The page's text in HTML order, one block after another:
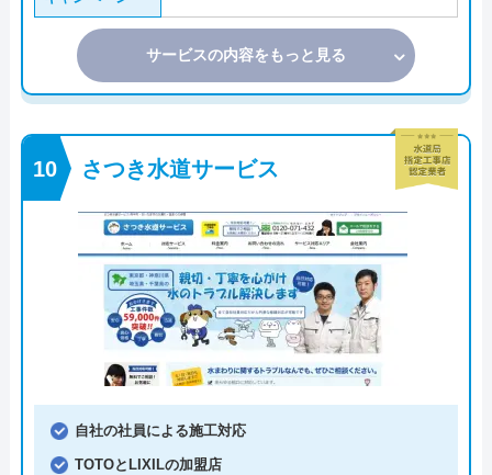
サービスの内容をもっと見る
さつき水道サービス
自社の社員による施工対応
TOTOとLIXILの加盟店